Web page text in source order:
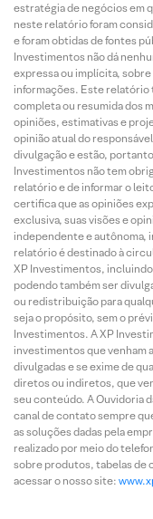
estratégia de negócios em
neste relatório foram
e foram obtidas de fontes
Investimentos não dá
expressa ou implícita,
informações. Este relatório
completa ou resumida dos
opiniões, estimativas e
opinião atual do
divulgação e estão,
Investimentos não tem
relatório e de informar o
certifica que as opiniões
exclusiva, suas visões e
independente e autônoma,
relatório é destinado à
XP Investimentos,
podendo também ser
ou redistribuição para
seja o propósito, sem o
Investimentos. A XP
investimentos que venham
divulgadas e se exime de
diretos ou indiretos, que
seu conteúdo. A Ouvidoria
canal de contato sempre
as soluções dadas pela
realizado por meio do
sobre produtos, tabelas de
acessar o nosso site: